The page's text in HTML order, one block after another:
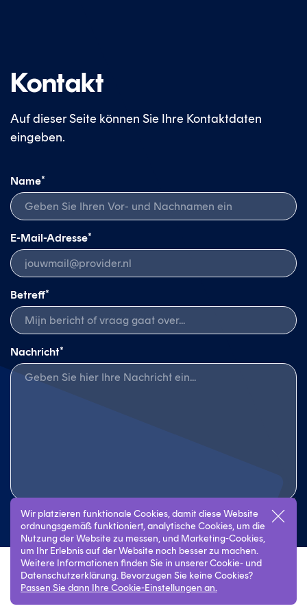
Kontakt
Auf dieser Seite können Sie Ihre Kontaktdaten
eingeben.
Name*
E-Mail-Adresse*
Betreff*
Nachricht*
Absenden
Wir platzieren funktionale Cookies, damit diese Website
ordnungsgemäß funktioniert, analytische Cookies, um die
Nutzung der Website zu messen, und Marketing-Cookies,
um Ihr Erlebnis auf der Website noch besser zu machen.
Weitere Informationen finden Sie in unserer Cookie- und
Datenschutzerklärung. Bevorzugen Sie keine Cookies?
Passen Sie dann Ihre Cookie-Einstellungen an.